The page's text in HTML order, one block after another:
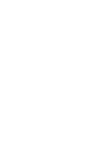
Barang Bukti